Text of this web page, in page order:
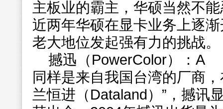
主板业的霸主，华硕当然不
近两年华硕在显卡业务上逐
老大地位发起强有力的挑战。
撼迅（PowerColor）：A
同样是来自我国台湾的厂商
兰恒进（Dataland）”，撼讯